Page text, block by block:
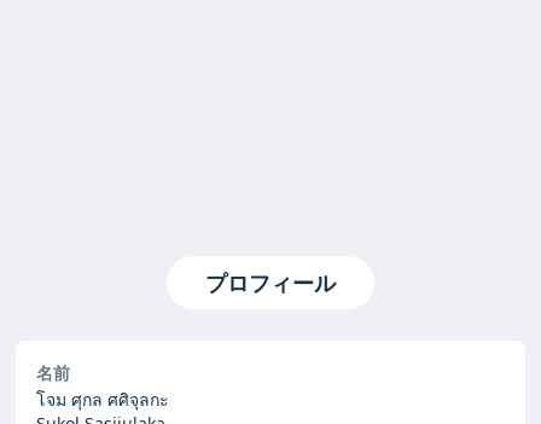
プロフィール
名前
โจม ศุกล ศศิจุลกะ